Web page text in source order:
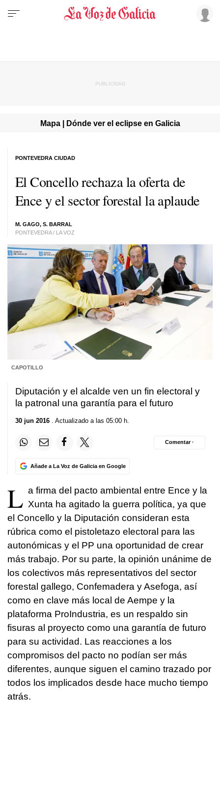
Mapa | Dónde ver el eclipse en Galicia
El Concello rechaza la oferta de
Ence y el sector forestal la aplaude
M. GAGO, S. BARRAL
PONTEVEDRA / LA VOZ
PONTEVEDRA CIUDAD
CAPOTILLO
Diputación y el alcalde ven un fin electoral y
la patronal una garantía para el futuro
30 jun 2016 . Actualizado a las 05:00 h.
Añade a La Voz de Galicia en Google
Comentar ·
L a firma del pacto ambiental entre Ence y la
Xunta ha agitado la guerra política, ya que
el Concello y la Diputación consideran esta
rúbrica como el pistoletazo electoral para las
autonómicas y el PP una oportunidad de crear
más trabajo. Por su parte, la opinión unánime de
los colectivos más representativos del sector
forestal gallego, Confemadera y Asefoga, así
como en clave más local de Aempe y la
plataforma ProIndustria, es un respaldo sin
fisuras al proyecto como una garantía de futuro
para su actividad. Las reacciones a los
compromisos del pacto no podían ser más
diferentes, aunque siguen el camino trazado por
todos los implicados desde hace mucho tiempo
atrás.